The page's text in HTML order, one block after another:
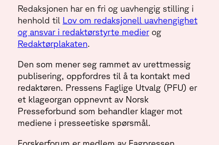
Redaksjonen har en fri og uavhengig stilling i
henhold til Lov om redaksjonell uavhengighet
og ansvar i redaktørstyrte medierog
Redaktørplakaten.
Den som mener seg rammet av urettmessig
publisering, oppfordres til å ta kontakt med
redaktøren. Pressens Faglige Utvalg (PFU) er
et klageorgan oppnevnt av Norsk
Presseforbund som behandler klager mot
mediene i presseetiske spørsmål.
Forskerforum er medlem av Fagpressen.